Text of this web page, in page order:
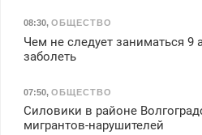
08:30, ОБЩЕСТВО
Чем не следует заниматься 9
заболеть
07:50, ОБЩЕСТВО
Силовики в районе
мигрантов-нарушителей